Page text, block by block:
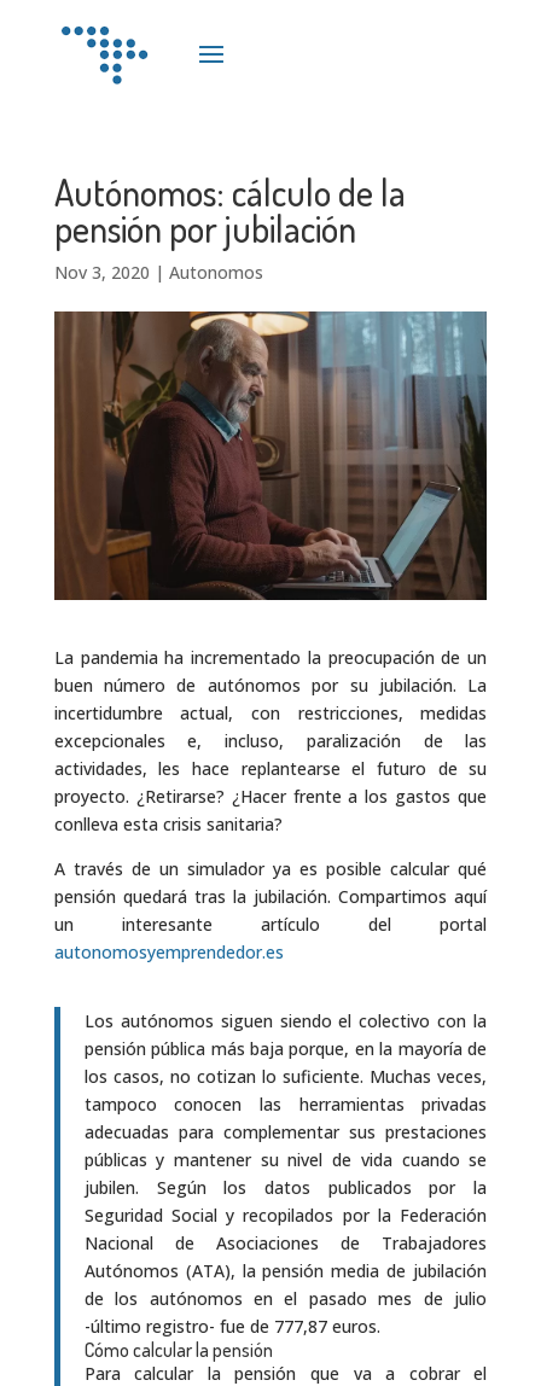
Autónomos: cálculo de la
pensión por jubilación
Nov 3, 2020 | Autonomos
La pandemia ha incrementado la preocupación de un
buen número de autónomos por su jubilación. La
incertidumbre actual, con restricciones, medidas
excepcionales e, incluso, paralización de las
actividades, les hace replantearse el futuro de su
proyecto. ¿Retirarse? ¿Hacer frente a los gastos que
conlleva esta crisis sanitaria?
A través de un simulador ya es posible calcular qué
pensión quedará tras la jubilación. Compartimos aquí
un interesante artículo del portal
autonomosyemprendedor.es
Los autónomos siguen siendo el colectivo con la
pensión pública más baja porque, en la mayoría de
los casos, no cotizan lo suficiente. Muchas veces,
tampoco conocen las herramientas privadas
adecuadas para complementar sus prestaciones
públicas y mantener su nivel de vida cuando se
jubilen. Según los datos publicados por la
Seguridad Social y recopilados por la Federación
Nacional de Asociaciones de Trabajadores
Autónomos (ATA), la pensión media de jubilación
de los autónomos en el pasado mes de julio
-último registro- fue de 777,87 euros.
Cómo calcular la pensión
Para calcular la pensión que va a cobrar el